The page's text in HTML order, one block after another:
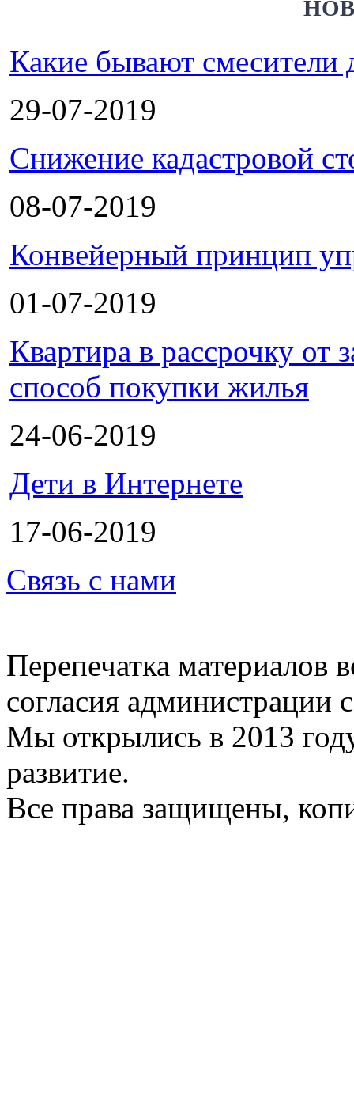
Какие бывают смесители
29-07-2019
Снижение кадастровой
08-07-2019
Конвейерный принцип
01-07-2019
Квартира в рассрочку
способ покупки жилья
24-06-2019
Дети в Интернете
17-06-2019
Связь с нами
Перепечатка материалов
согласия администрации
Мы открылись в 2013
развитие.
Все права защищены,